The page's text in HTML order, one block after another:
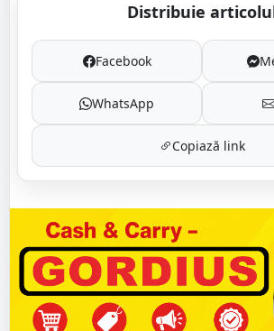
Distribuie
Facebook
WhatsApp
Copiază link